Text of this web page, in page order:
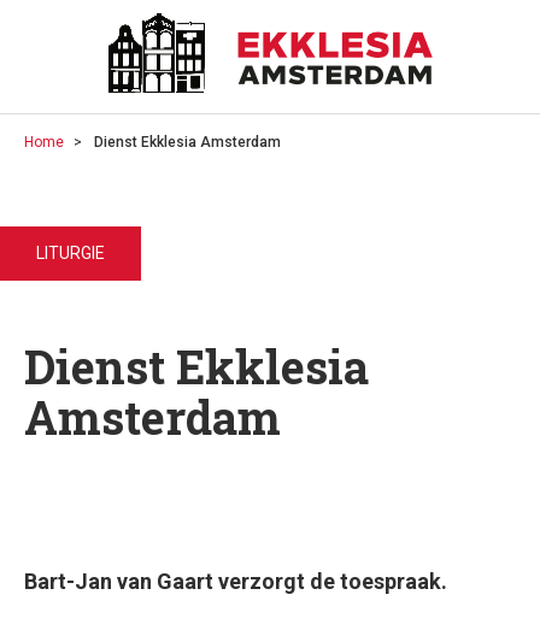
Home Dienst Ekklesia Amsterdam
LITURGIE
Dienst Ekklesia
Amsterdam
Bart-Jan van Gaart verzorgt de toespraak.